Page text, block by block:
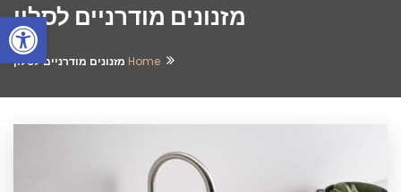
מזנונים מודרניים לסלון
Home מזנונים מודרניים לסלון